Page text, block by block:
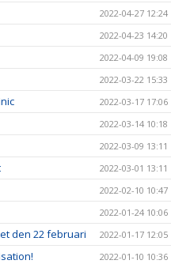
2022-04-27 12:24
2022-04-23 14:20
2022-04-09 19:08
2022-03-22 15:33
2022-03-17 17:06
2022-03-14 10:18
2022-03-09 13:11
2022-03-01 13:11
2022-02-10 10:47
2022-01-24 10:06
den 22 februari 2022-01-17 12:05
2022-01-10 10:36